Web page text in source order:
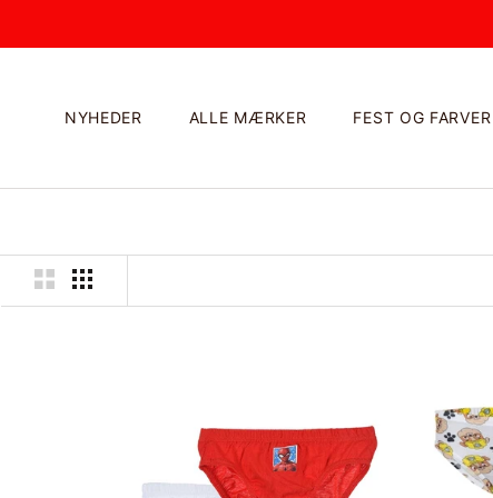
NYHEDER ALLE MÆRKER FEST OG FARVER